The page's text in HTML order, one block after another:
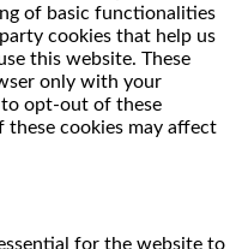
of basic functionalities
cookies that help us
this website. These
only with your
to opt-out of these
cookies may affect
for the website to